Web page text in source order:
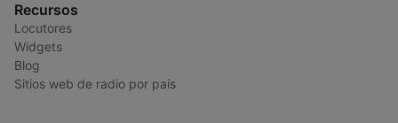
Recursos
Locutores
Widgets
Blog
Sitios web de radio por país